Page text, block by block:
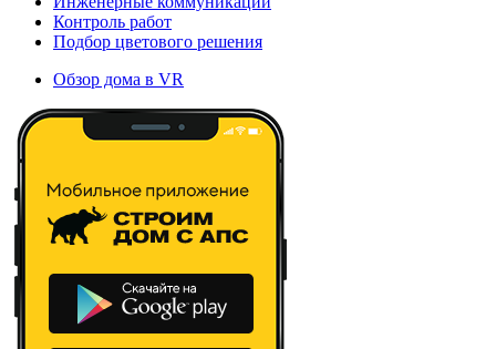
Контроль работ
Подбор цветового решения
Обзор дома в VR